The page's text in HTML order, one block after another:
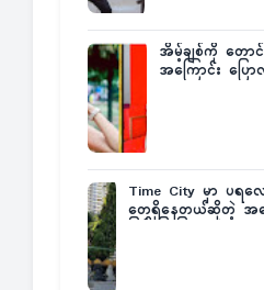
အိမ့်ချစ်ကို တော
အကြောင်း ပြ
Time City မှာ ပရလ
တွေရှိနေတယ်ဆိုတဲ့ အ